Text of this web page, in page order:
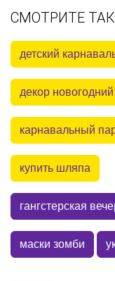
СМОТРИТЕ
детский
декор новогодний
карнавальный
купить шляпа
гангстерская
маски зомби